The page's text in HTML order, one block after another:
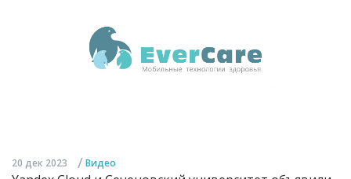
20 дек 2023 / Видео